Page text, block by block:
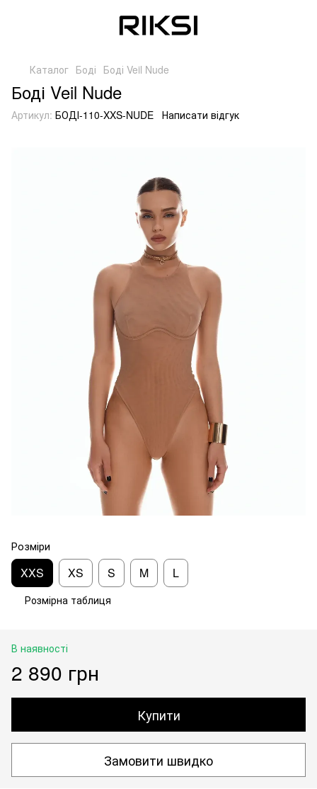
Каталог Боді Боді Veil Nude
Боді Veil Nude
Артикул: БОДІ-110-XXS-NUDE Написати відгук
Розміри
XXS XS S M L
Розмірна таблиця
В наявності
2 890 грн
Купити
Замовити швидко